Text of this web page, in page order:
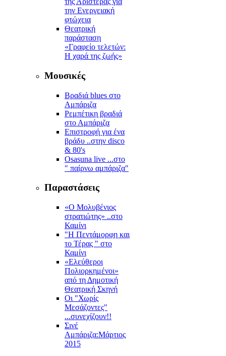
την Ενεργειακή
φτώχεια
Θεατρική
παράσταση
«Γραφείο τελετών:
Η χαρά της ζωής»
Μουσικές
Βραδιά blues στο
Αμπάριζα
Ρεμπέτικη βραδιά
στο Αμπάριζα
Επιστροφή για ένα
βράδυ ..στην disco
& 80's
Osasuna live ...στο
" παίρνω αμπάριζα"
Παραστάσεις
«Ο Μολυβένιος
στρατιώτης» ..στο
Καμίνι
"Η Πεντάμορφη και
το Τέρας " στο
Καμίνι
«Ελεύθεροι
Πολιορκημένοι»
από τη Δημοτική
Θεατρική Σκηνή
Οι "Χωρίς
Μεσάζοντες"
...συνεχίζουν!!
Σινέ
Αμπάριζα:Mάρτιος
2015